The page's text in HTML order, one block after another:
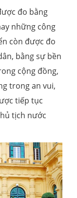
đo bằng
những công
còn được đo
bằng sự bền
cộng đồng,
trong an vui,
tiếp tục
tịch nước